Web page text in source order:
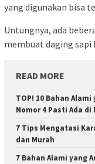
yang digunakan bisa
Untungnya, ada
membuat daging sapi
READ MORE
TOP! 10 Bahan
Nomor 4 Pasti Ada di
7 Tips Mengatasi
dan Murah
7 Bahan Alami yang